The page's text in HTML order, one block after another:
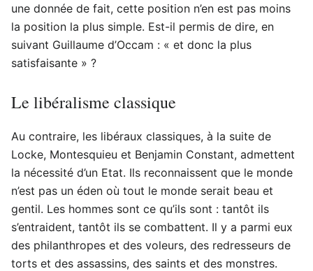
une donnée de fait, cette position n’en est pas moins
la position la plus simple. Est-il permis de dire, en
suivant Guillaume d’Occam : « et donc la plus
satisfaisante » ?
Le libéralisme classique
Au contraire, les libéraux classiques, à la suite de
Locke, Montesquieu et Benjamin Constant, admettent
la nécessité d’un Etat. Ils reconnaissent que le monde
n’est pas un éden où tout le monde serait beau et
gentil. Les hommes sont ce qu’ils sont : tantôt ils
s’entraident, tantôt ils se combattent. Il y a parmi eux
des philanthropes et des voleurs, des redresseurs de
torts et des assassins, des saints et des monstres.